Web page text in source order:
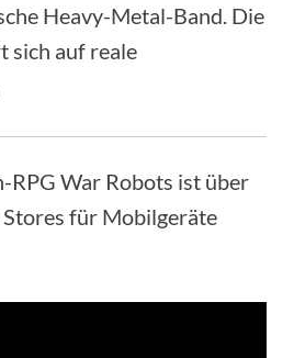
Heavy-Metal-Band. Die
sich auf reale
RPG War Robots ist über
für Mobilgeräte